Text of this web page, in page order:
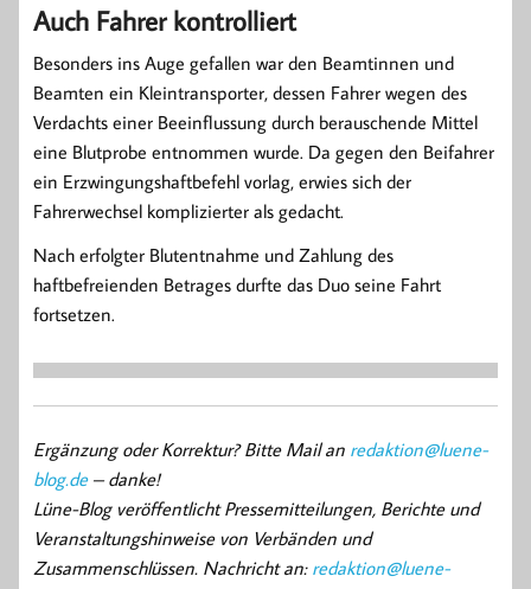
Auch Fahrer kontrolliert
Besonders ins Auge gefallen war den Beamtinnen und
Beamten ein Kleintransporter, dessen Fahrer wegen des
Verdachts einer Beeinflussung durch berauschende Mittel
eine Blutprobe entnommen wurde. Da gegen den Beifahrer
ein Erzwingungshaftbefehl vorlag, erwies sich der
Fahrerwechsel komplizierter als gedacht.
Nach erfolgter Blutentnahme und Zahlung des
haftbefreienden Betrages durfte das Duo seine Fahrt
fortsetzen.
Ergänzung oder Korrektur? Bitte Mail an redaktion@luene-
blog.de– danke!
Lüne-Blog veröffentlicht Pressemitteilungen, Berichte und
Veranstaltungshinweise von Verbänden und
Zusammenschlüssen. Nachricht an: redaktion@luene-